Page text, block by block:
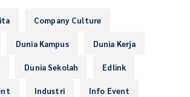
Company Culture
Dunia Kampus Dunia Kerja
Dunia Sekolah Edlink
Industri Info Event